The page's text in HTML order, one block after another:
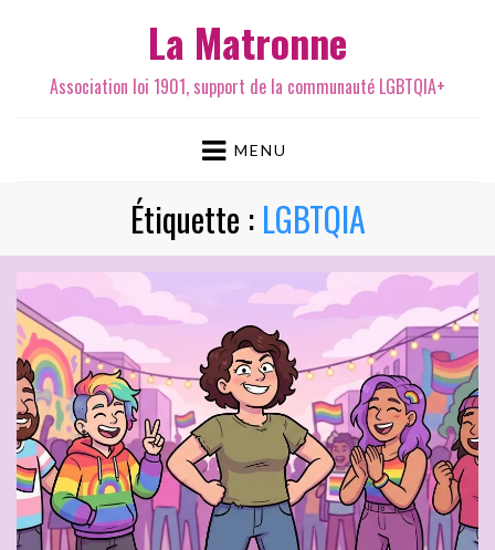
La Matronne
Association loi 1901, support de la communauté LGBTQIA+
MENU
Étiquette : LGBTQIA